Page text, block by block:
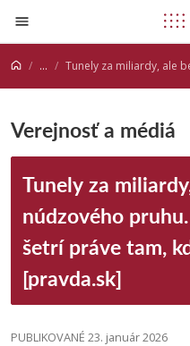
Prejsť na obsah
... Tunely za miliardy, ale bez núdzového pruhu. Prečo
Verejnosť a médiá
Tunely za
núdzového
šetrí práve tam,
[pravda.sk]
PUBLIKOVANÉ 23. január 2026